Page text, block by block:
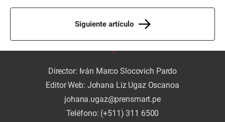
Siguiente artículo
Director: Iván Marco Slocovich Pardo
Editor Web: Johana Liz Ugaz Oscanoa
johana.ugaz@prensmart.pe
Teléfono: (+511) 311 6500